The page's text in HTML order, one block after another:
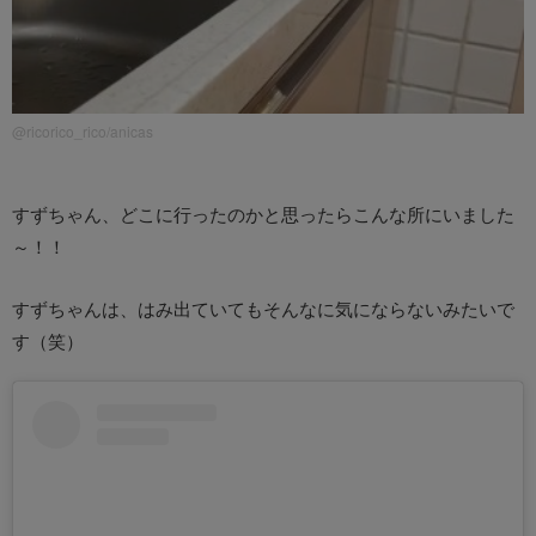
@ricorico_rico/anicas
すずちゃん、どこに行ったのかと思ったらこんな所にいました
～！！
すずちゃんは、はみ出ていてもそんなに気にならないみたいで
す（笑）